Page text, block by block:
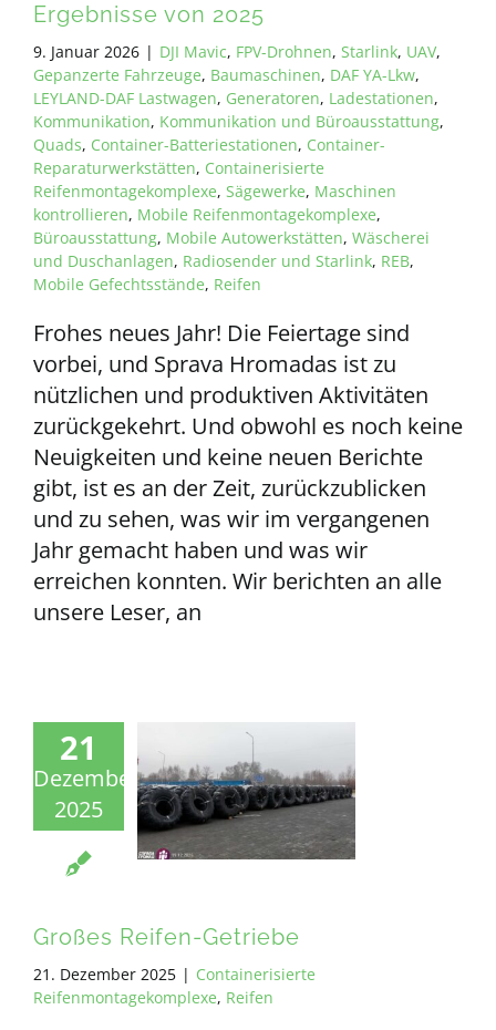
Ergebnisse von 2025
9. Januar 2026 | DJI Mavic, FPV-Drohnen, Starlink, UAV,
Gepanzerte Fahrzeuge, Baumaschinen, DAF YA-Lkw,
LEYLAND-DAF Lastwagen, Generatoren, Ladestationen,
Kommunikation, Kommunikation und Büroausstattung,
Quads, Container-Batteriestationen, Container-
Reparaturwerkstätten, Containerisierte
Reifenmontagekomplexe, Sägewerke, Maschinen
kontrollieren, Mobile Reifenmontagekomplexe,
Büroausstattung, Mobile Autowerkstätten, Wäscherei
und Duschanlagen, Radiosender und Starlink, REB,
Mobile Gefechtsstände, Reifen
Frohes neues Jahr! Die Feiertage sind
vorbei, und Sprava Hromadas ist zu
nützlichen und produktiven Aktivitäten
zurückgekehrt. Und obwohl es noch keine
Neuigkeiten und keine neuen Berichte
gibt, ist es an der Zeit, zurückzublicken
und zu sehen, was wir im vergangenen
Jahr gemacht haben und was wir
erreichen konnten. Wir berichten an alle
unsere Leser, an
21
Dezember
2025
Großes Reifen-Getriebe
21. Dezember 2025 | Containerisierte
Reifenmontagekomplexe, Reifen